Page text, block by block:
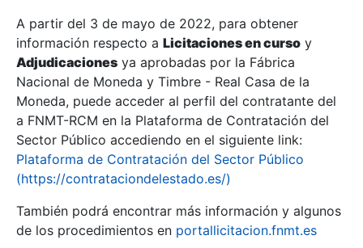
Show/Hide
Show/Hide
A partir del 3 de mayo de 2022, para obtener
información respecto a Licitaciones en curso y
Adjudicaciones ya aprobadas por la Fábrica
Nacional de Moneda y Timbre - Real Casa de la
Moneda, puede acceder al perfil del contratante del
a FNMT-RCM en la Plataforma de Contratación del
Sector Público accediendo en el siguiente link:
Plataforma de Contratación del Sector Público
(https://contrataciondelestado.es/)
También podrá encontrar más información y algunos
de los procedimientos en portallicitacion.fnmt.es